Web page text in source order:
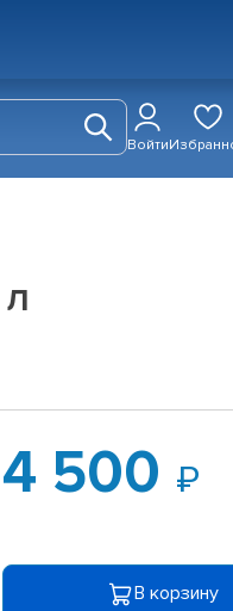
Войти
4 500
В корзину